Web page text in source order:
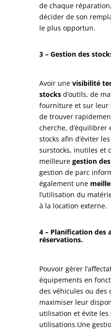
de chaque
décider de son
le plus opportun.
3 – Gestion des
Avoir une visibilité
stocksd’outils, de
fourniture et sur leur
de trouver
cherche, d’équilibrer
stocks afin d’éviter
surstocks, inutiles et
meilleure gestion
gestion de parc
également une
l’utilisation du
à la location externe.
4 – Planification des
réservations.
Pouvoir gérer
équipements en
des véhicules ou
maximiser leur
utilisation et évite les
utilisations.Une